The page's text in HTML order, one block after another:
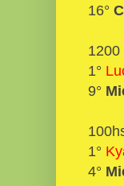
16°
1200
1°
9°
1°
4°